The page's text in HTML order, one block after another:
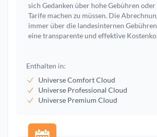
sich Gedanken über hohe Gebühren
Tarife machen zu müssen. Die
immer über die landesinternen
eine transparente und effektive
Enthalten in:
Universe Comfort Cloud
Universe Professional Cloud
Universe Premium Cloud